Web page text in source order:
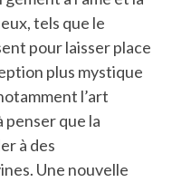
tels que le
pour laisser place
plus mystique
l’art
penser que la
à des
Une nouvelle